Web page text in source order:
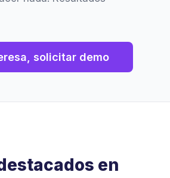
solicitar demo
en